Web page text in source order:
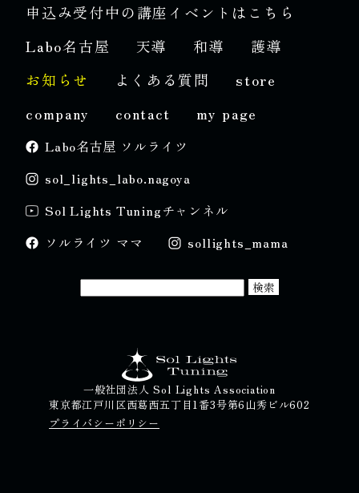
申込み受付中の講座イベントはこちら
Labo名古屋
天導 和導
護導
お知らせ
よくある質問
store
company
contact my page
Labo名古屋 ソルライツ
sol_lights_labo.nagoya
Sol Lights Tuningチャンネル
ソルライツ ママ
sollights_mama
一般社団法人 Sol Lights Association
東京都江戸川区西葛西五丁目1番3号第6山秀ビル602
プライバシーポリシー